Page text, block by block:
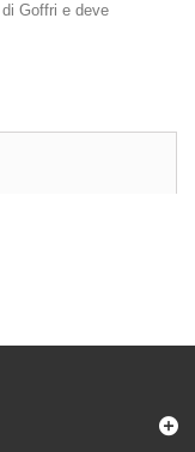
Goffri e deve